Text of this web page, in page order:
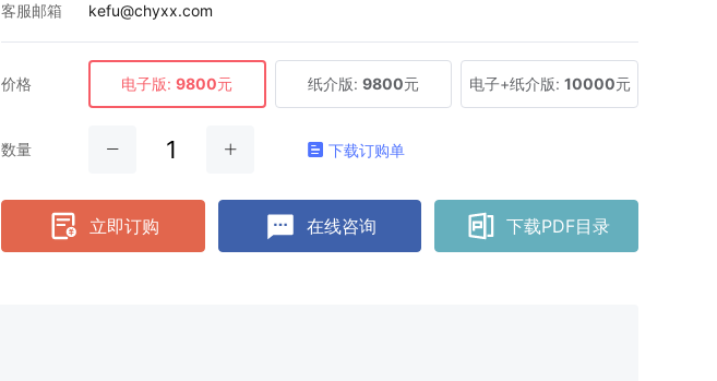
客服邮箱
kefu@chyxx.com
价格 电子版: 9800元 纸介版: 9800元 电子+纸介版: 10000元
数量 下载订购单
立即订购 在线咨询 下载PDF目录